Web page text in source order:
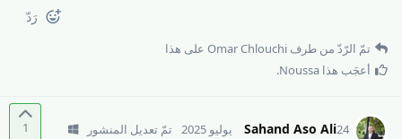
رَدّ
تمّ الرّدّ من طرف Omar Chlouchi على هذا
أعجَب هذا Noussa
.
1 Sahand Aso Ali24 يوليو 2025
تمّ تعديل المنشور